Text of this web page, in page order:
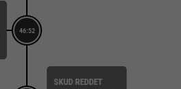
46:52
SKUD REDDET